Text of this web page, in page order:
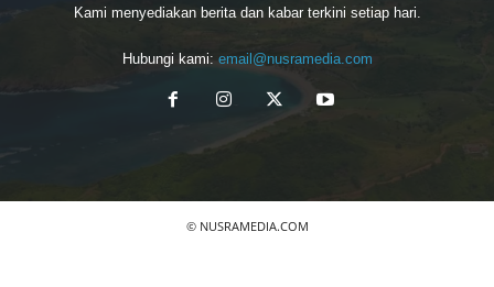
Kami menyediakan berita dan kabar terkini setiap hari.
Hubungi kami: email@nusramedia.com
© NUSRAMEDIA.COM